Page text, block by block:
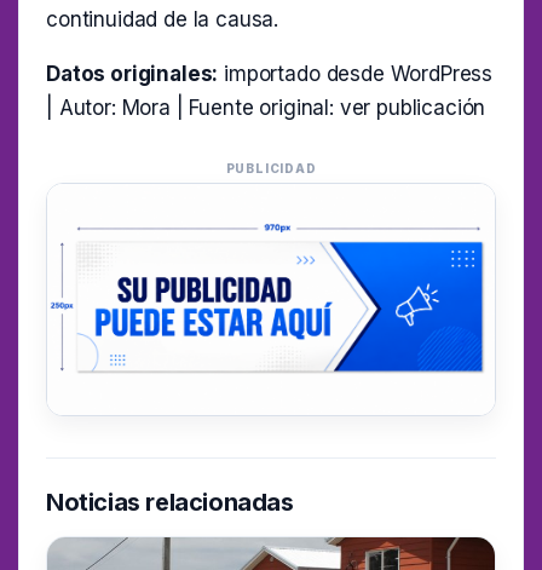
continuidad de la causa.
Datos originales: importado desde WordPress
| Autor: Mora | Fuente original: ver publicación
PUBLICIDAD
Noticias relacionadas